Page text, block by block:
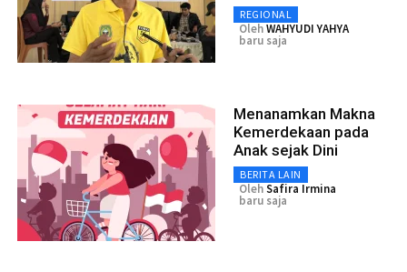
REGIONAL
OlehWAHYUDI YAHYA
baru saja
Menanamkan Makna
Kemerdekaan pada
Anak sejak Dini
BERITA LAIN
OlehSafira Irmina
baru saja